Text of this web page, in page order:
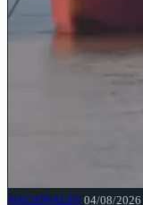
NACIONALES 04/08/2026